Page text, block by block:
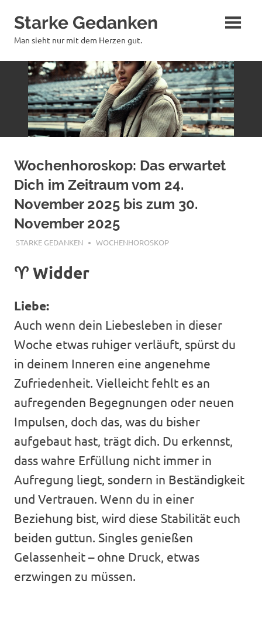
Inhalt
springen
Starke Gedanken
Man sieht nur mit dem Herzen gut.
Wochenhoroskop: Das erwartet
Dich im Zeitraum vom 24.
November 2025 bis zum 30.
November 2025
NOVEMBER 23, 2025
STARKE GEDANKEN WOCHENHOROSKOP
♈ Widder
Liebe:
Auch wenn dein Liebesleben in dieser
Woche etwas ruhiger verläuft, spürst du
in deinem Inneren eine angenehme
Zufriedenheit. Vielleicht fehlt es an
aufregenden Begegnungen oder neuen
Impulsen, doch das, was du bisher
aufgebaut hast, trägt dich. Du erkennst,
dass wahre Erfüllung nicht immer in
Aufregung liegt, sondern in Beständigkeit
und Vertrauen. Wenn du in einer
Beziehung bist, wird diese Stabilität euch
beiden guttun. Singles genießen
Gelassenheit – ohne Druck, etwas
erzwingen zu müssen.